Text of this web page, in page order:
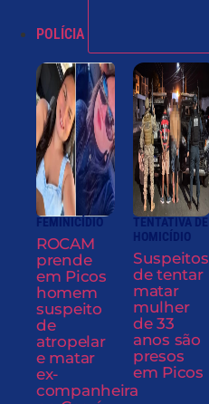
POLÍCIA
FEMINICÍDIO
ROCAM
prende
em Picos
homem
suspeito
de
atropelar
e matar
ex-
companheira
TENTATIVA DE
HOMICÍDIO
Suspeitos
de tentar
matar
mulher
de 33
anos são
presos
em Picos